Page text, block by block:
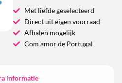
Met liefde geselecteerd
Direct uit eigen voorraad
Afhalen mogelijk
Com amor de Portugal
informatie